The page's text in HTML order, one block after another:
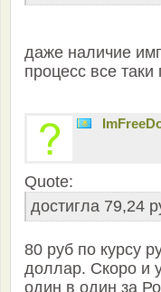
даже наличие
процесс все
Quote:
достигла 79,24
80 руб по курсу
доллар. Скоро и
один в один за